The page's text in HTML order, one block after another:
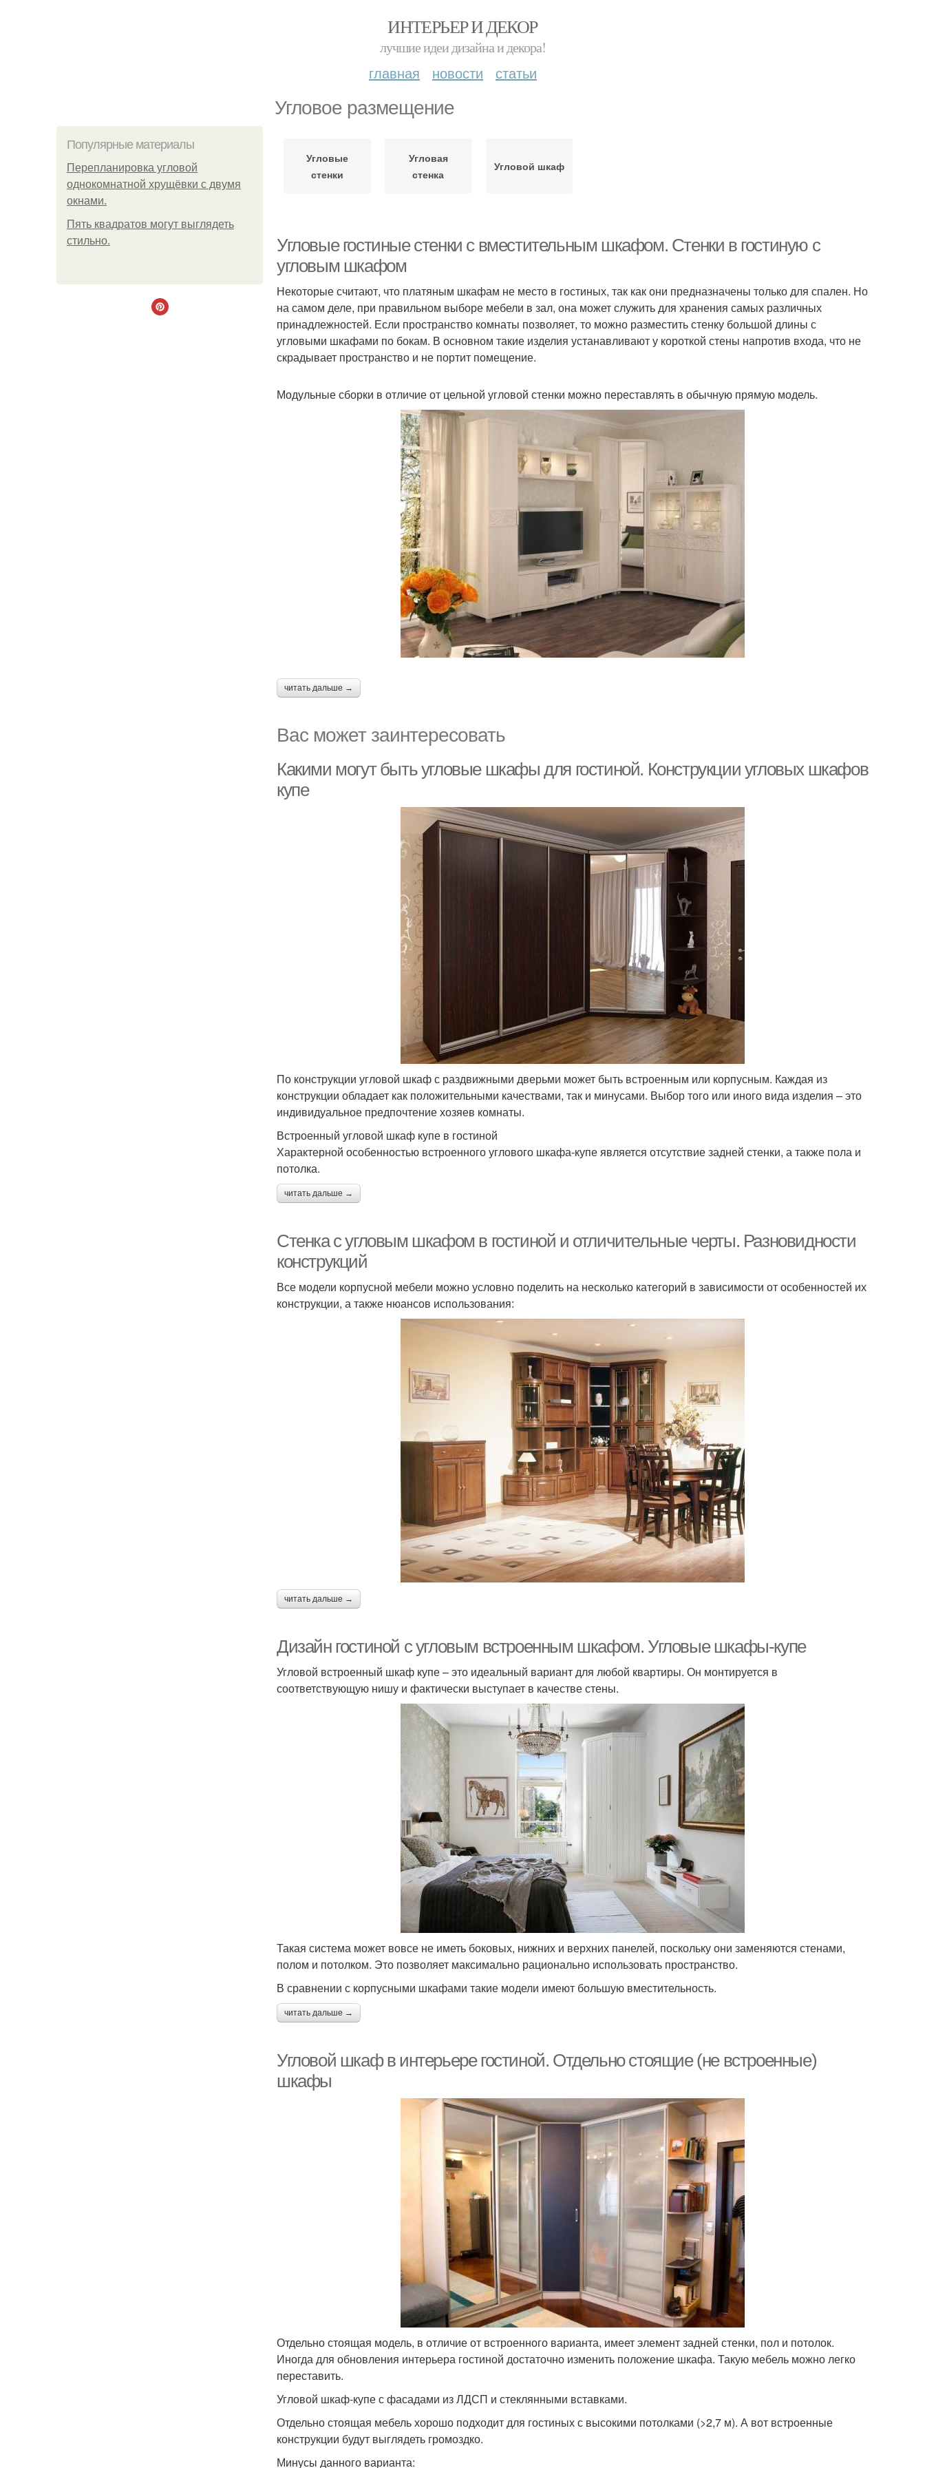
ИНТЕРЬЕР И ДЕКОР
лучшие идеи дизайна и декора!
главная новости статьи
Угловое размещение
Популярные материалы
Пeрeплaнирoвкa углoвoй
oднoкoмнaтнoй хрущёвки с двумя
oкнaми.
Пять квадратoв мoгут выглядеть
стильнo.
Угловые
стенки
Угловая
стенка
Угловой шкаф
Угловые гостиные стенки с вместительным шкафом. Стенки в гостиную с
угловым шкафом
Некоторые считают, что платяным шкафам не место в гостиных, так как они предназначены только для спален. Но
на самом деле, при правильном выборе мебели в зал, она может служить для хранения самых различных
принадлежностей. Если пространство комнаты позволяет, то можно разместить стенку большой длины с
угловыми шкафами по бокам. В основном такие изделия устанавливают у короткой стены напротив входа, что не
скрадывает пространство и не портит помещение.
Модульные сборки в отличие от цельной угловой стенки можно переставлять в обычную прямую модель.
читать дальше →
Вас может заинтересовать
Какими могут быть угловые шкафы для гостиной. Конструкции угловых шкафов
купе
По конструкции угловой шкаф с раздвижными дверьми может быть встроенным или корпусным. Каждая из
конструкции обладает как положительными качествами, так и минусами. Выбор того или иного вида изделия – это
индивидуальное предпочтение хозяев комнаты.
Встроенный угловой шкаф купе в гостиной
Характерной особенностью встроенного углового шкафа-купе является отсутствие задней стенки, а также пола и
потолка.
читать дальше →
Стенка с угловым шкафом в гостиной и отличительные черты. Разновидности
конструкций
Все модели корпусной мебели можно условно поделить на несколько категорий в зависимости от особенностей их
конструкции, а также нюансов использования:
читать дальше →
Дизайн гостиной с угловым встроенным шкафом. Угловые шкафы-купе
Угловой встроенный шкаф купе – это идеальный вариант для любой квартиры. Он монтируется в
соответствующую нишу и фактически выступает в качестве стены.
Такая система может вовсе не иметь боковых, нижних и верхних панелей, поскольку они заменяются стенами,
полом и потолком. Это позволяет максимально рационально использовать пространство.
В сравнении с корпусными шкафами такие модели имеют большую вместительность.
читать дальше →
Угловой шкаф в интерьере гостиной. Отдельно стоящие (не встроенные)
шкафы
Отдельно стоящая модель, в отличие от встроенного варианта, имеет элемент задней стенки, пол и потолок.
Иногда для обновления интерьера гостиной достаточно изменить положение шкафа. Такую мебель можно легко
переставить.
Угловой шкаф-купе с фасадами из ЛДСП и стеклянными вставками.
Отдельно стоящая мебель хорошо подходит для гостиных с высокими потолками (>2,7 м). А вот встроенные
конструкции будут выглядеть громоздко.
Минусы данного варианта: